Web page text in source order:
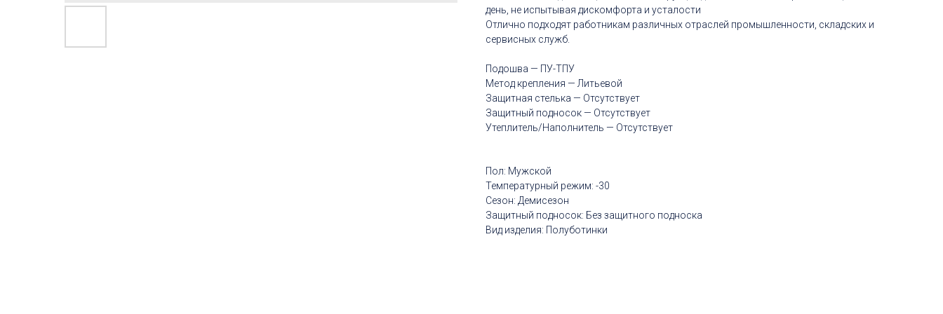
день, не испытывая дискомфорта и усталости
Отлично подходят работникам различных отраслей промышленности, складских и
сервисных служб.
Подошва — ПУ-ТПУ
Метод крепления — Литьевой
Защитная стелька — Отсутствует
Защитный подносок — Отсутствует
Утеплитель/Наполнитель — Отсутствует
Пол: Мужской
Температурный режим: -30
Сезон: Демисезон
Защитный подносок: Без защитного подноска
Вид изделия: Полуботинки